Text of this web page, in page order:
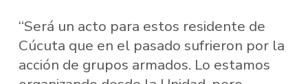
“Será un acto para estos residente de
Cúcuta que en el pasado sufrieron por la
acción de grupos armados. Lo estamos